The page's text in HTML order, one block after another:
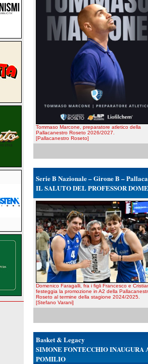
Tommaso Marcone, preparatore atletico della
Pallacanestro Roseto 2026/2027.
[Pallacanestro Roseto]
Serie B Nazionale – Girone B –
IL SALUTO DEL PROFESSOR
Domenico Faragalli, fra i figli Francesco e
festeggia la promozione in A2 della
Roseto al termine della stagione 2024/2025.
[Stefano Varani]
Basket & Legacy
SIMONE FONTECCHIO INAUGURA
POMILIO